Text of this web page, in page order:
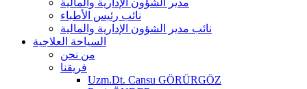
نائب رئيس الأطباء
نائب مدير الشؤون الإدارية والمالية
السياحة العلاجية
من نحن
فريقنا
Uzm.Dt. Cansu GÖRÜRGÖZ